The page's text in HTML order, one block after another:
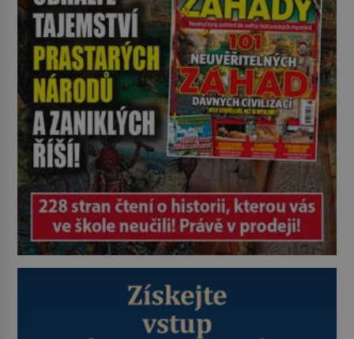
na jméno. Neustále se předhání v
plánování sabotáží, […]